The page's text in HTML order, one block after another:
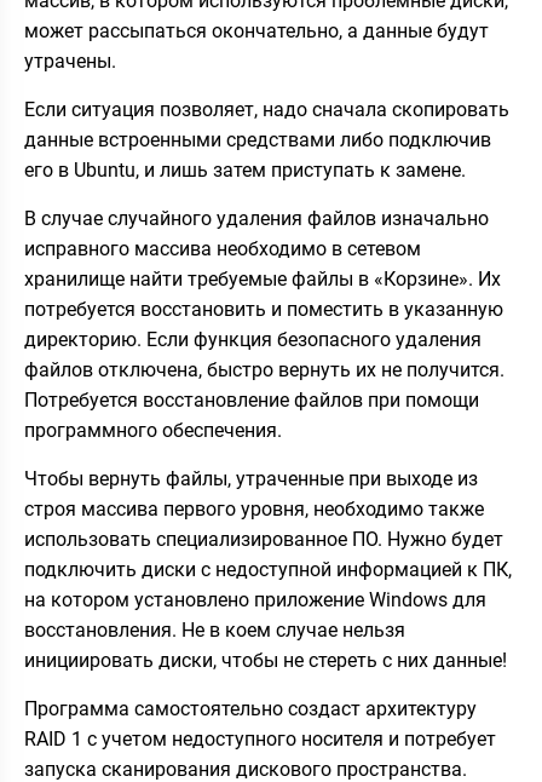
может рассыпаться окончательно, а данные будут
утрачены.
Если ситуация позволяет, надо сначала скопировать
данные встроенными средствами либо подключив
его в Ubuntu, и лишь затем приступать к замене.
В случае случайного удаления файлов изначально
исправного массива необходимо в сетевом
хранилище найти требуемые файлы в «Корзине». Их
потребуется восстановить и поместить в указанную
директорию. Если функция безопасного удаления
файлов отключена, быстро вернуть их не получится.
Потребуется восстановление файлов при помощи
программного обеспечения.
Чтобы вернуть файлы, утраченные при выходе из
строя массива первого уровня, необходимо также
использовать специализированное ПО. Нужно будет
подключить диски с недоступной информацией к ПК,
на котором установлено приложение Windows для
восстановления. Не в коем случае нельзя
инициировать диски, чтобы не стереть с них данные!
Программа самостоятельно создаст архитектуру
RAID 1 с учетом недоступного носителя и потребует
запуска сканирования дискового пространства.